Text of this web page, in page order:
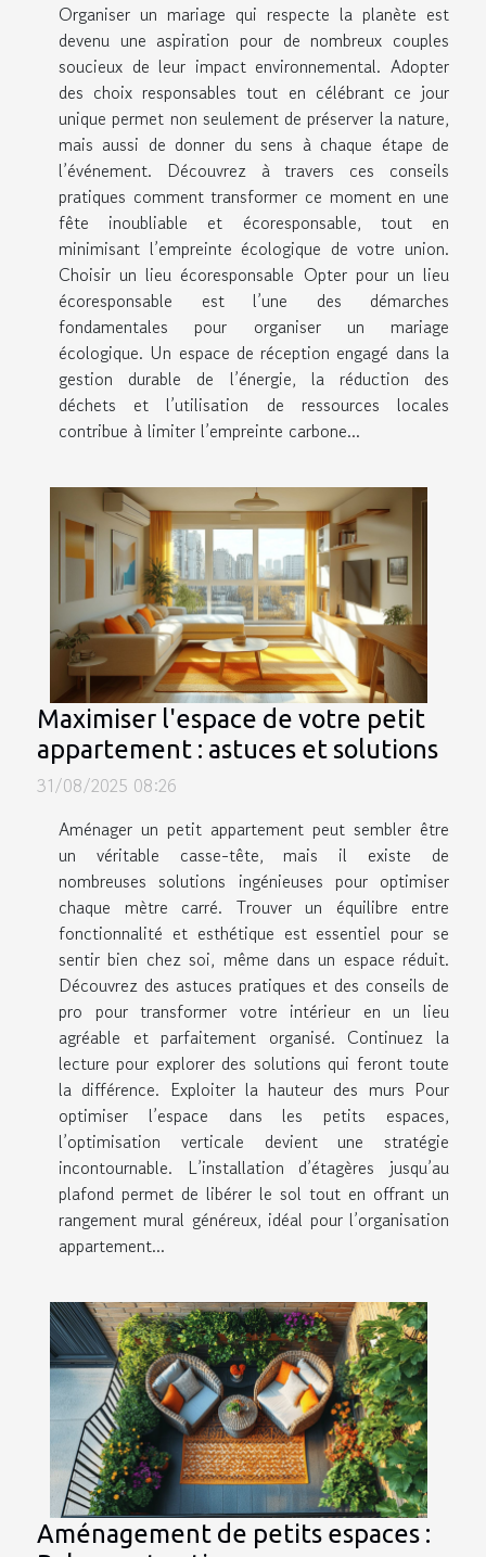
Organiser un mariage qui respecte la planète est
devenu une aspiration pour de nombreux couples
soucieux de leur impact environnemental. Adopter
des choix responsables tout en célébrant ce jour
unique permet non seulement de préserver la nature,
mais aussi de donner du sens à chaque étape de
l’événement. Découvrez à travers ces conseils
pratiques comment transformer ce moment en une
fête inoubliable et écoresponsable, tout en
minimisant l’empreinte écologique de votre union.
Choisir un lieu écoresponsable Opter pour un lieu
écoresponsable est l’une des démarches
fondamentales pour organiser un mariage
écologique. Un espace de réception engagé dans la
gestion durable de l’énergie, la réduction des
déchets et l’utilisation de ressources locales
contribue à limiter l’empreinte carbone...
Maximiser l'espace de votre petit
appartement : astuces et solutions
31/08/2025 08:26
Aménager un petit appartement peut sembler être
un véritable casse-tête, mais il existe de
nombreuses solutions ingénieuses pour optimiser
chaque mètre carré. Trouver un équilibre entre
fonctionnalité et esthétique est essentiel pour se
sentir bien chez soi, même dans un espace réduit.
Découvrez des astuces pratiques et des conseils de
pro pour transformer votre intérieur en un lieu
agréable et parfaitement organisé. Continuez la
lecture pour explorer des solutions qui feront toute
la différence. Exploiter la hauteur des murs Pour
optimiser l’espace dans les petits espaces,
l’optimisation verticale devient une stratégie
incontournable. L’installation d’étagères jusqu’au
plafond permet de libérer le sol tout en offrant un
rangement mural généreux, idéal pour l’organisation
appartement...
Aménagement de petits espaces :